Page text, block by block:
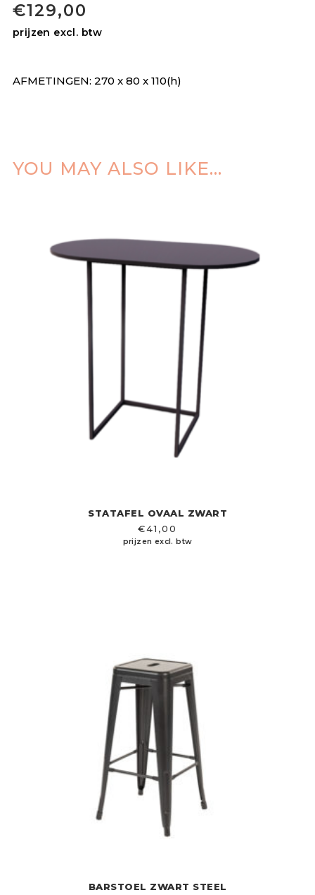
€129,00
prijzen excl. btw
AFMETINGEN: 270 x 80 x 110(h)
YOU MAY ALSO LIKE…
STATAFEL OVAAL ZWART
€41,00
prijzen excl. btw
BARSTOEL ZWART STEEL